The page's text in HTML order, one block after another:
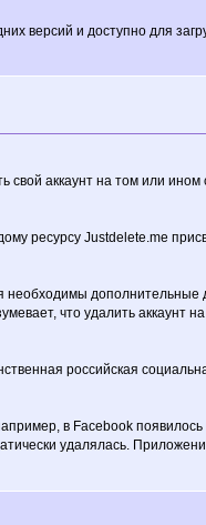
версий и доступно для
аккаунт на том или ином
ресурсу Justdelete.me
дополнительные
что удалить аккаунт
российская
в Facebook
удалялась.